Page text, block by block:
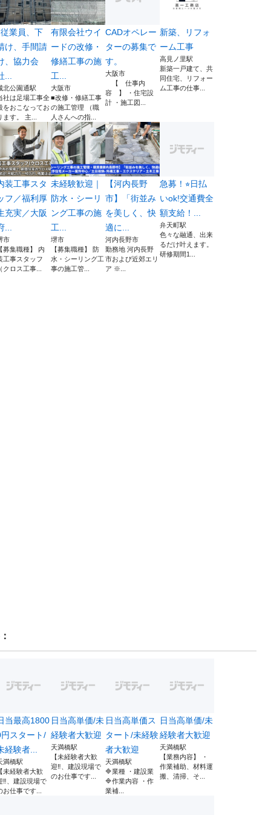
業員、下
け、手間請
、協力会
...
北公園通駅
社は足場工事全
をおこなってお
ます。 主...
有限会社ウイ
ードの改修・
修繕工事の施
工...
大阪市
■改修・修繕工事
の施工管理 （職
人さんへの指...
CADオペレー
ターの募集で
す。
大阪市
【 仕事内
容 】 ・住宅設
計 ・施工図...
新築、リフォ
ーム工事
高見ノ里駅
新築一戸建て、共
同住宅、リフォー
ム工事の仕事...
装工事スタ
フ／福利厚
充実／大阪
...
市
募集職種】 内
工事スタッフ
クロス工事...
未経験歓迎｜
防水・シーリ
ング工事の施
工...
堺市
【募集職種】 防
水・シーリング工
事の施工管...
【河内長野
市】「街並み
を美しく、快
適に...
河内長野市
勤務地 河内長野
市および近郊エリ
ア ※...
急募！⭐︎日払
いok!交通費全
額支給！...
弁天町駅
色々な融通、出来
るだけ叶えます。
研修期間1...
当最高1800
スタート/
経験者...
満橋駅
未経験者大歓
‼️、建設現場で
お仕事です...
日当高単価/未
経験者大歓迎
天満橋駅
【未経験者大歓
迎‼️、建設現場で
のお仕事です...
日当高単価ス
タート/未経験
者大歓迎
天満橋駅
🔷業種 ・建設業
🔷作業内容 ・作
業補...
日当高単価/未
経験者大歓迎
天満橋駅
【業務内容】 ・
作業補助、材料運
搬、清掃、そ...